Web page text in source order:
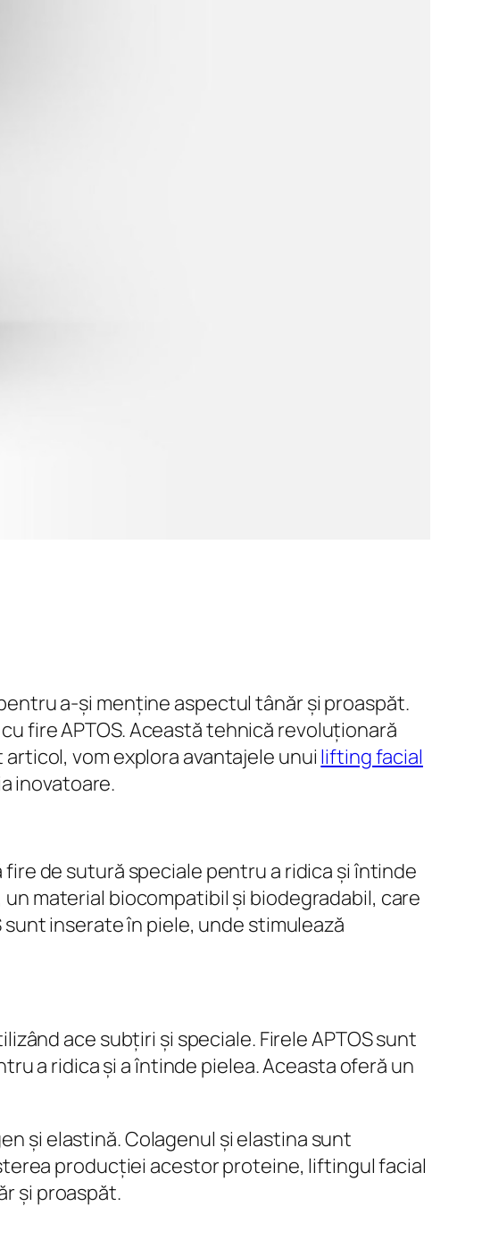
a-și menține aspectul tânăr și proaspăt.
fire APTOS. Această tehnică revoluționară
vom explora avantajele unui lifting facial
inovatoare.
de sutură speciale pentru a ridica și întinde
material biocompatibil și biodegradabil, care
inserate în piele, unde stimulează
ace subțiri și speciale. Firele APTOS sunt
a ridica și a întinde pielea. Aceasta oferă un
și elastină. Colagenul și elastina sunt
producției acestor proteine, liftingul facial
și proaspăt.